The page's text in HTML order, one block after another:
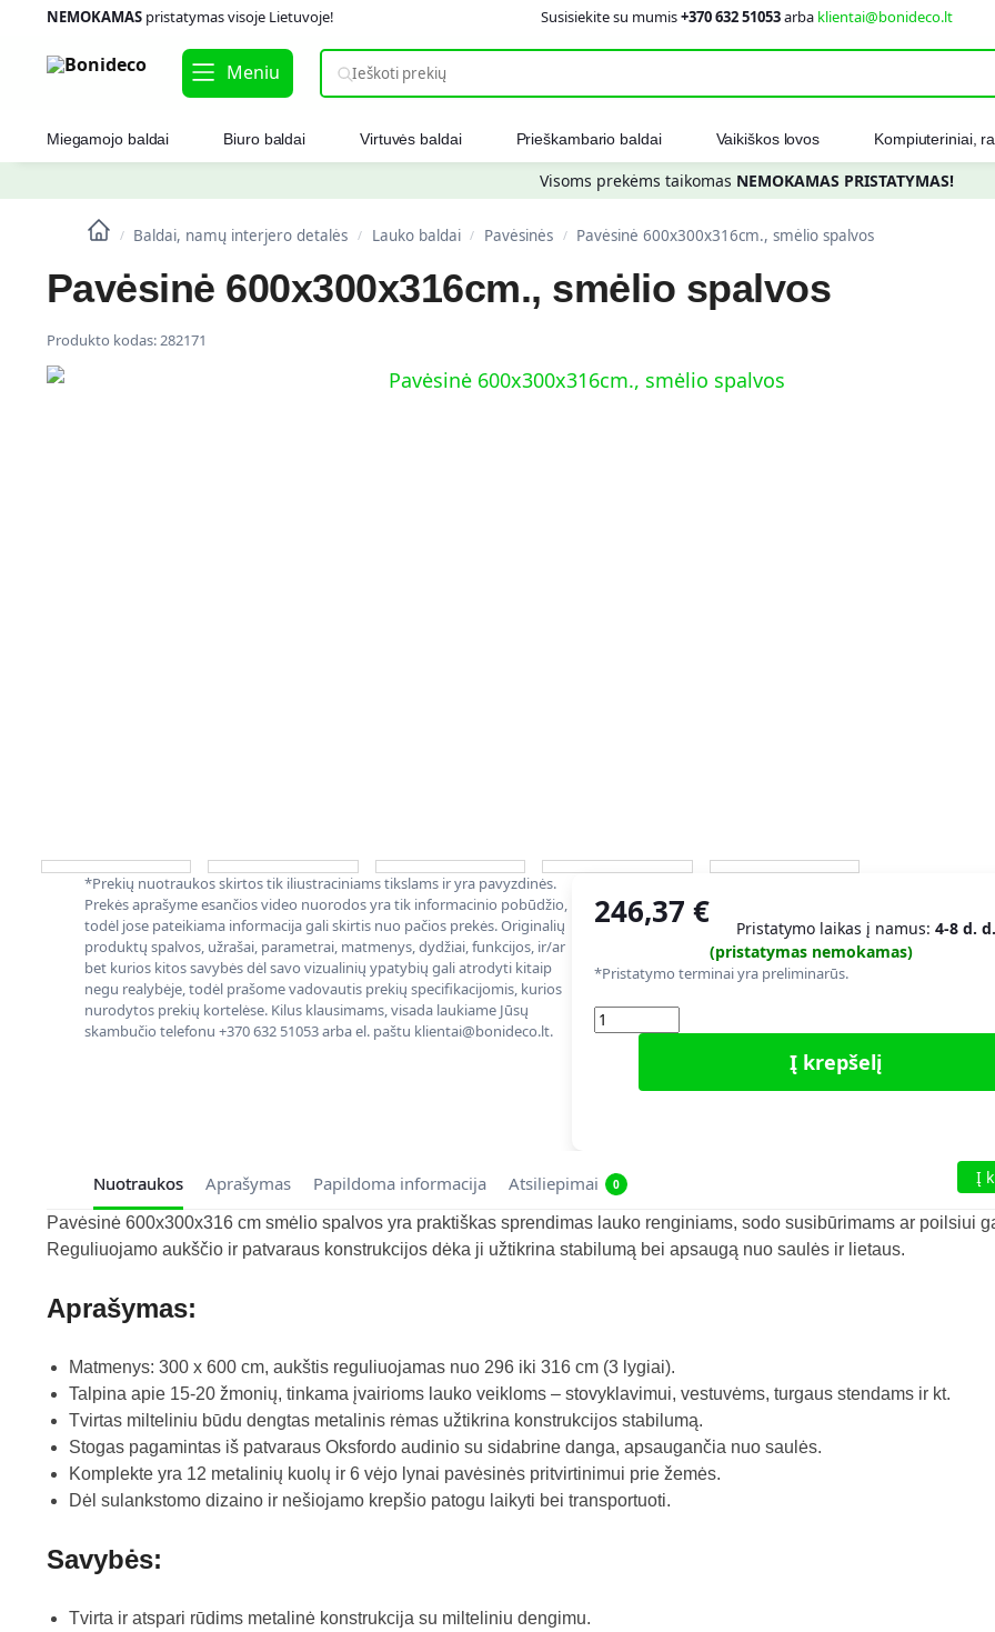
NEMOKAMASpristatymas visoje Lietuvoje! Susisiekite su mumis+370 632 51053arba klientai@bonideco.lt
Meniu
Miegamojo baldai Biuro baldai Virtuvės baldai Prieškambario baldai Vaikiškos lovos Kompiuteriniai,
Visoms prekėms taikomas NEMOKAMAS PRISTATYMAS!
/ Baldai, namų interjero detalės / Lauko baldai / Pavėsinės / Pavėsinė 600x300x316cm., smėlio spalvos
Pavėsinė 600x300x316cm., smėlio spalvos
Produkto kodas:282171
246,37 € Pristatymo laikas į namus: 4-8 d. d.
(pristatymas nemokamas)
*Pristatymo terminai yra preliminarūs.
Į krepšelį
*Prekių nuotraukos skirtos tik iliustraciniams tikslams ir yra pavyzdinės.
Prekės aprašyme esančios video nuorodos yra tik informacinio pobūdžio,
todėl jose pateikiama informacija gali skirtis nuo pačios prekės. Originalių
produktų spalvos, užrašai, parametrai, matmenys, dydžiai, funkcijos, ir/ar
bet kurios kitos savybės dėl savo vizualinių ypatybių gali atrodyti kitaip
negu realybėje, todėl prašome vadovautis prekių specifikacijomis, kurios
nurodytos prekių kortelėse. Kilus klausimams, visada laukiame Jūsų
skambučio telefonu +370 632 51053 arba el. paštu klientai@bonideco.lt.
Nuotraukos Aprašymas Papildoma informacija Atsiliepimai 0 Į
Pavėsinė 600x300x316 cm smėlio spalvos yra praktiškas sprendimas lauko renginiams, sodo susibūrimams ar poilsiui
Reguliuojamo aukščio ir patvaraus konstrukcijos dėka ji užtikrina stabilumą bei apsaugą nuo saulės ir lietaus.
Aprašymas:
Matmenys: 300 x 600 cm, aukštis reguliuojamas nuo 296 iki 316 cm (3 lygiai).
Talpina apie 15-20 žmonių, tinkama įvairioms lauko veikloms – stovyklavimui, vestuvėms, turgaus stendams ir kt.
Tvirtas milteliniu būdu dengtas metalinis rėmas užtikrina konstrukcijos stabilumą.
Stogas pagamintas iš patvaraus Oksfordo audinio su sidabrine danga, apsaugančia nuo saulės.
Komplekte yra 12 metalinių kuolų ir 6 vėjo lynai pavėsinės pritvirtinimui prie žemės.
Dėl sulankstomo dizaino ir nešiojamo krepšio patogu laikyti bei transportuoti.
Savybės:
Tvirta ir atspari rūdims metalinė konstrukcija su milteliniu dengimu.